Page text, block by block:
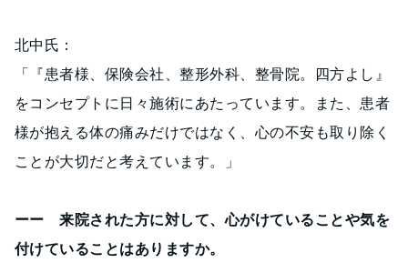
北中氏：
「『患者様、保険会社、整形外科、整骨院。四方よし』
をコンセプトに日々施術にあたっています。また、患者
様が抱える体の痛みだけではなく、心の不安も取り除く
ことが大切だと考えています。」
ーー 来院された方に対して、心がけていることや気を
付けていることはありますか。